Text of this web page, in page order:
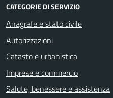
CATEGORIE DI SERVIZIO
Anagrafe e stato civile
Autorizzazioni
Catasto e urbanistica
Imprese e commercio
Salute, benessere e assistenza